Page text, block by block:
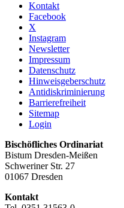
Kontakt
Facebook
X
Instagram
Newsletter
Impressum
Datenschutz
Hinweisgeberschutz
Antidiskriminierung
Barrierefreiheit
Sitemap
Login
Bischöfliches Ordinariat
Bistum Dresden-Meißen
Schweriner Str. 27
01067 Dresden
Kontakt